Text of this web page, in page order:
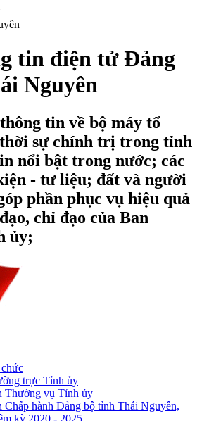
tin điện tử Đảng
Nguyên
tin về bộ máy tổ
sự chính trị trong tỉnh
nổi bật trong nước; các
- tư liệu; đất và người
phần phục vụ hiệu quả
chỉ đạo của Ban
ủy;
trực Tỉnh ủy
Thường vụ Tỉnh ủy
Chấp hành Đảng bộ tỉnh Thái Nguyên,
kỳ 2020 - 2025